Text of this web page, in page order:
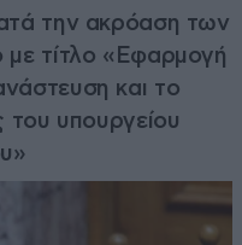
την ακρόαση των
τίτλο «Εφαρμογή
και το
του υπουργείου